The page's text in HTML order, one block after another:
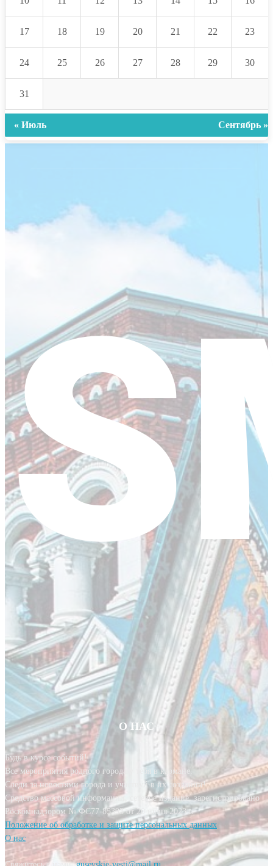
17 18 19 20 21 22 23
24 25 26 27 28 29 30
31
« Июль Сентябрь »
О НАС
Будь в курсе событий!
Все мероприятия родного города у тебя в кармане.
Следи за новостями города и участвуй в их создании!
Средство массовой информации, сетевое издание, зарегистрировано
Роскомнадзором № ФС77-85393 от 20 июня 2023 г.
Положение об обработке и защите персональных данных
О нас